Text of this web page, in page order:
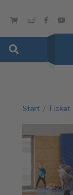
Start / Ticket